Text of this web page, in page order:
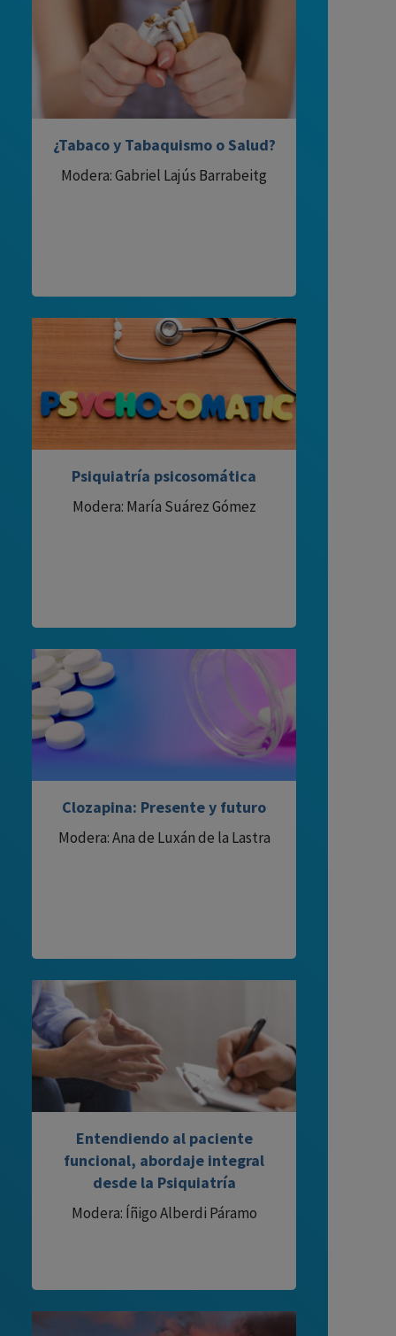
¿Tabaco y Tabaquismo o Salud?
Modera: Gabriel Lajús Barrabeitg
Psiquiatría psicosomática
Modera: María Suárez Gómez
Clozapina: Presente y futuro
Modera: Ana de Luxán de la Lastra
Entendiendo al paciente
funcional, abordaje integral
desde la Psiquiatría
Modera: Íñigo Alberdi Páramo